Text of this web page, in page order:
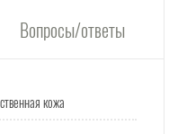
Вопросы/ответы
кожа